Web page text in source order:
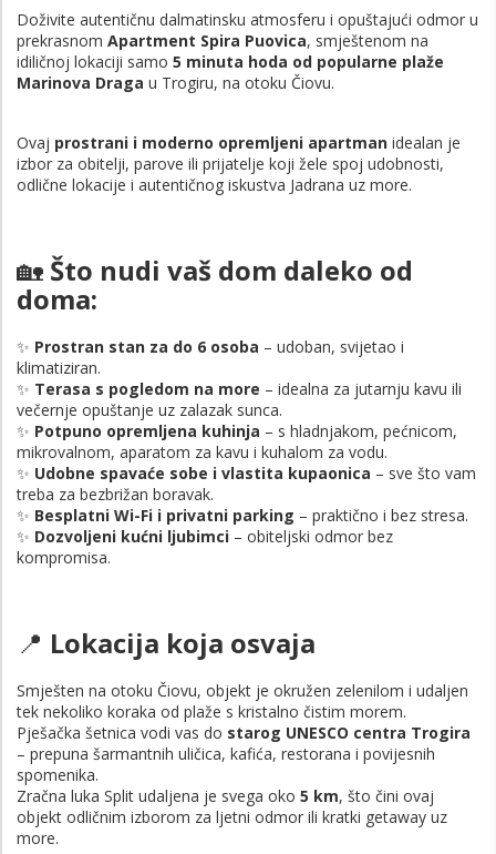
Doživite autentičnu dalmatinsku atmosferu i opuštajući odmor u
prekrasnom Apartment Spira Puovica, smještenom na
idiličnoj lokaciji samo 5 minuta hoda od popularne plaže
Marinova Draga u Trogiru, na otoku Čiovu.
Ovaj prostrani i moderno opremljeni apartman idealan je
izbor za obitelji, parove ili prijatelje koji žele spoj udobnosti,
odlične lokacije i autentičnog iskustva Jadrana uz more.
🏡 Što nudi vaš dom daleko od
doma:
✨ Prostran stan za do 6 osoba – udoban, svijetao i
klimatiziran.
✨ Terasa s pogledom na more – idealna za jutarnju kavu ili
večernje opuštanje uz zalazak sunca.
✨ Potpuno opremljena kuhinja – s hladnjakom, pećnicom,
mikrovalnom, aparatom za kavu i kuhalom za vodu.
✨ Udobne spavaće sobe i vlastita kupaonica – sve što vam
treba za bezbrižan boravak.
✨ Besplatni Wi-Fi i privatni parking – praktično i bez stresa.
✨ Dozvoljeni kućni ljubimci – obiteljski odmor bez
kompromisa.
📍 Lokacija koja osvaja
Smješten na otoku Čiovu, objekt je okružen zelenilom i udaljen
tek nekoliko koraka od plaže s kristalno čistim morem.
Pješačka šetnica vodi vas do starog UNESCO centra Trogira
– prepuna šarmantnih uličica, kafića, restorana i povijesnih
spomenika.
Zračna luka Split udaljena je svega oko 5 km, što čini ovaj
objekt odličnim izborom za ljetni odmor ili kratki getaway uz
more.